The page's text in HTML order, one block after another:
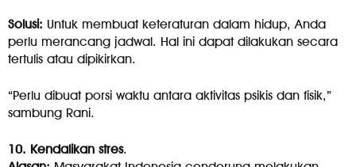
Solusi: Untuk membuat keteraturan dalam hidup, Anda
perlu merancang jadwal. Hal ini dapat dilakukan secara
tertulis atau dipikirkan.
“Perlu dibuat porsi waktu antara aktivitas psikis dan fisik,”
sambung Rani.
10. Kendalikan stres.